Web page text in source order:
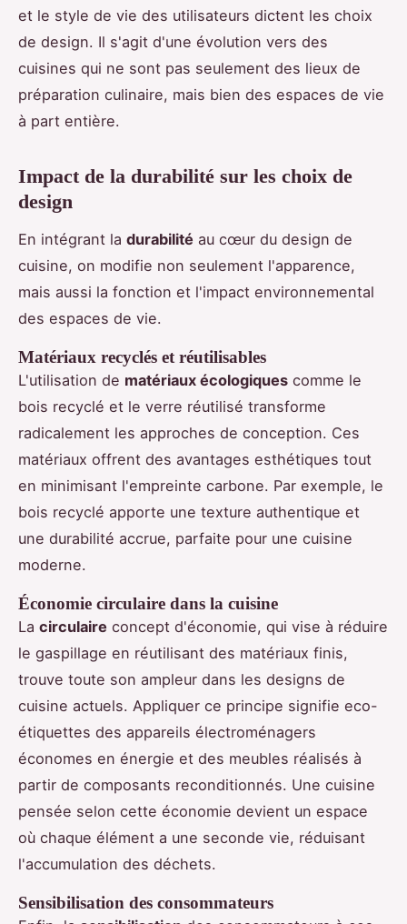
et le style de vie des utilisateurs dictent les choix
de design. Il s'agit d'une évolution vers des
cuisines qui ne sont pas seulement des lieux de
préparation culinaire, mais bien des espaces de vie
à part entière.
Impact de la durabilité sur les choix de
design
En intégrant la durabilité au cœur du design de
cuisine, on modifie non seulement l'apparence,
mais aussi la fonction et l'impact environnemental
des espaces de vie.
Matériaux recyclés et réutilisables
L'utilisation de matériaux écologiques comme le
bois recyclé et le verre réutilisé transforme
radicalement les approches de conception. Ces
matériaux offrent des avantages esthétiques tout
en minimisant l'empreinte carbone. Par exemple, le
bois recyclé apporte une texture authentique et
une durabilité accrue, parfaite pour une cuisine
moderne.
Économie circulaire dans la cuisine
La circulaire concept d'économie, qui vise à réduire
le gaspillage en réutilisant des matériaux finis,
trouve toute son ampleur dans les designs de
cuisine actuels. Appliquer ce principe signifie eco-
étiquettes des appareils électroménagers
économes en énergie et des meubles réalisés à
partir de composants reconditionnés. Une cuisine
pensée selon cette économie devient un espace
où chaque élément a une seconde vie, réduisant
l'accumulation des déchets.
Sensibilisation des consommateurs